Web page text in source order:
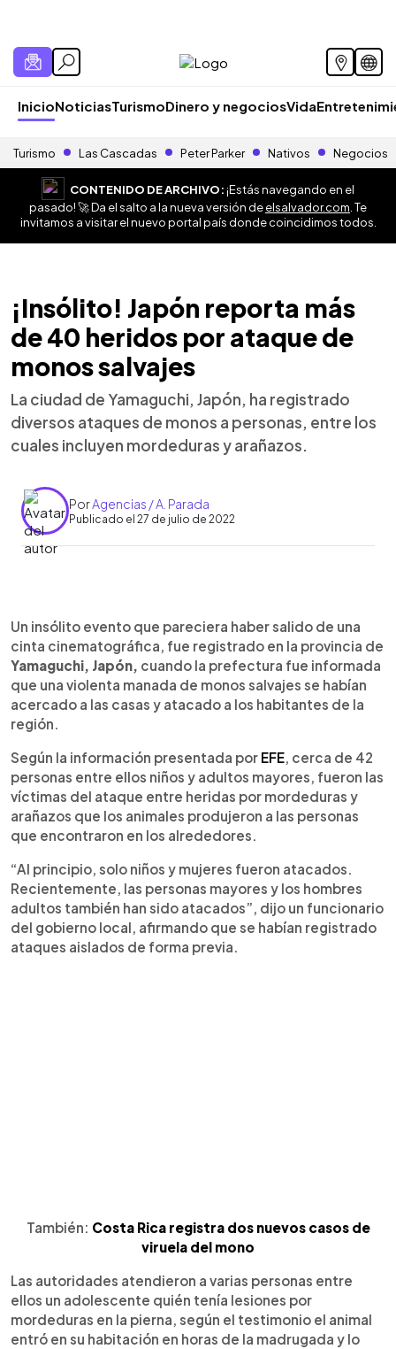
InicioNoticiasTurismoDinero y negociosVida
Turismo Las Cascadas Peter Parker Nativos Negocios
CONTENIDO DE ARCHIVO:¡Estás navegando en el
pasado! 🚀 Da el salto a la nueva versión deelsalvador.com . Te
invitamos a visitar el nuevo portal país donde coincidimos todos.
¡Insólito! Japón reporta más
de 40 heridos por ataque de
monos salvajes
La ciudad de Yamaguchi, Japón, ha registrado
diversos ataques de monos a personas, entre los
cuales incluyen mordeduras y arañazos.
PorAgencias / A. Parada
Publicado el 27 de julio de 2022
► Escuchar artículo
Un insólito evento que pareciera haber salido de una
cinta cinematográfica, fue registrado en la provincia de
Yamaguchi, Japón, cuando la prefectura fue informada
que una violenta manada de monos salvajes se habían
acercado a las casas y atacado a los habitantes de la
región.
Según la información presentada por EFE, cerca de 42
personas entre ellos niños y adultos mayores, fueron las
víctimas del ataque entre heridas por mordeduras y
arañazos que los animales produjeron a las personas
que encontraron en los alrededores.
“Al principio, solo niños y mujeres fueron atacados.
Recientemente, las personas mayores y los hombres
adultos también han sido atacados”, dijo un funcionario
del gobierno local, afirmando que se habían registrado
ataques aislados de forma previa.
También: Costa Rica registra dos nuevos casos de
viruela del mono
Las autoridades atendieron a varias personas entre
ellos un adolescente quién tenía lesiones por
mordeduras en la pierna, según el testimonio el animal
entró en su habitación en horas de la madrugada y lo